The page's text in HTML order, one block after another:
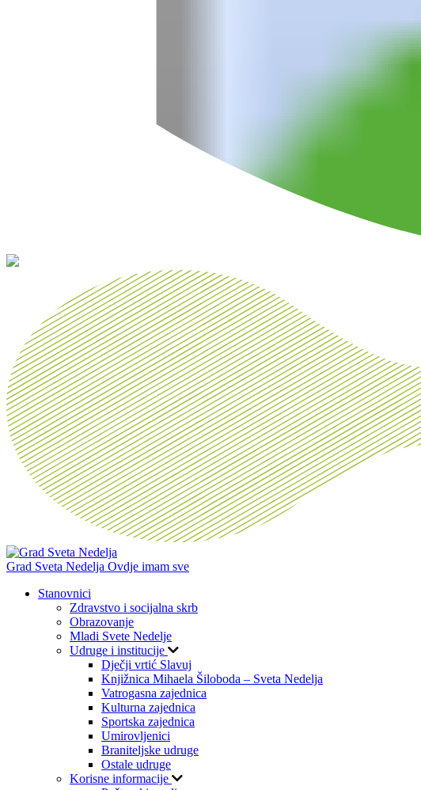
Grad Sveta Nedelja Ovdje imam sve
Stanovnici
Zdravstvo i socijalna skrb
Obrazovanje
Mladi Svete Nedelje
Udruge i institucije
Dječji vrtić Slavuj
Knjižnica Mihaela Šiloboda – Sveta Nedelja
Vatrogasna zajednica
Kulturna zajednica
Sportska zajednica
Umirovljenici
Braniteljske udruge
Ostale udruge
Korisne informacije